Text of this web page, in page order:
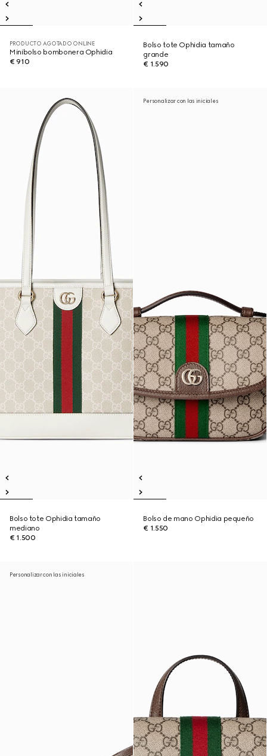
PRODUCTO AGOTADO ONLINE
Minibolso bombonera Ophidia
€ 910
Bolso tote Ophidia tamaño
grande
€ 1.590
Bolso tote Ophidia tamaño
mediano
€ 1.500
Personalizar con las iniciales
Bolso de mano Ophidia pequeño
€ 1.550
Personalizar con las iniciales